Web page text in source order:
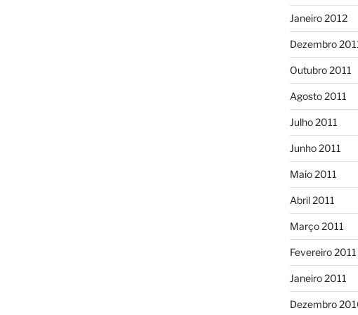
Janeiro 2012
Dezembro
Outubro 2011
Agosto 2011
Julho 2011
Junho 2011
Maio 2011
Abril 2011
Março 2011
Fevereiro 2011
Janeiro 2011
Dezembro